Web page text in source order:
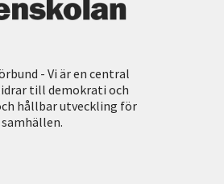
- Vi är en central
till demokrati och
hållbar utveckling för